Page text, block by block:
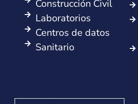
Construcción Civil
Laboratorios
Centros de datos
Sanitario